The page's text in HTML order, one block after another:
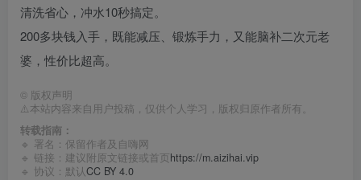
清洗省心，冲水10秒搞定。
200多块钱入手，既能减压、锻炼手力，又能脑补二次元老
婆，性价比超高。
© 版权声明
⚠️本站内容来自用户投稿，仅供个人学习，版权归原作者所有。
转载指南：
🔹 署名：保留作者及 自嗨网
🔹 链接：建议附原文链接或首页https://m.aizihai.vip
🔹 协议：默认CC BY 4.0